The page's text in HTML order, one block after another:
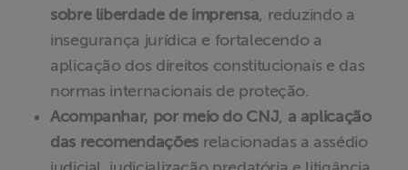
sobre liberdade de imprensa, reduzindo a
insegurança jurídica e fortalecendo a
aplicação dos direitos constitucionais e das
normas internacionais de proteção.
Acompanhar, por meio do CNJ, a aplicação
das recomendações relacionadas a assédio